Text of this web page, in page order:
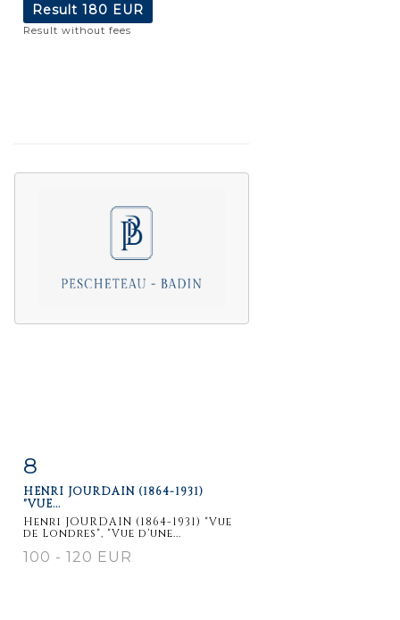
Result 180 EUR
Result without fees
8
HENRI JOURDAIN (1864-1931)
"VUE...
Henri JOURDAIN (1864-1931) "Vue
de Londres", "Vue d'une...
100 - 120 EUR